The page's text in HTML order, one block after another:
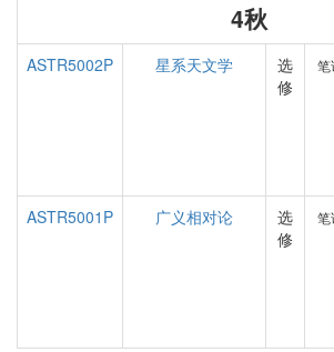
4秋
ASTR5002P 星系天文学
选
修
笔
ASTR5001P
广义相对论
选
修
笔